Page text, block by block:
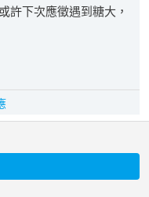
許下次應徵遇到糖大，